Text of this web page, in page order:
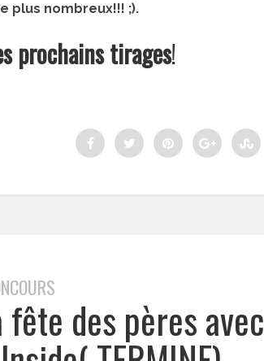
plus nombreux!!! ;).
prochains tirages!
des pères avec